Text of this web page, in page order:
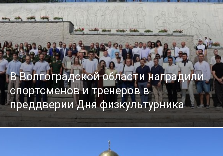
В Волгоградской области наградили
спортсменов и тренеров в
преддверии Дня физкультурника